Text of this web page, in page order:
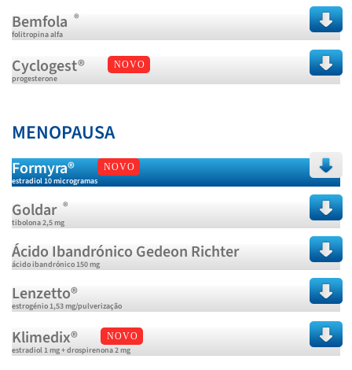
Bemfola ®
folitropina alfa
Cyclogest®
NOVO
progesterone
MENOPAUSA
Formyra®
NOVO
estradiol 10 microgramas
Goldar ®
tibolona 2,5 mg
Ácido Ibandrónico Gedeon Richter
ácido ibandrónico 150 mg
Lenzetto®
estrogénio 1,53 mg/pulverização
Klimedix®
NOVO
estradiol 1 mg + drospirenona 2 mg